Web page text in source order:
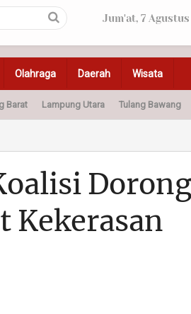
Jum'at, 7
Olahraga Daerah Wisata
Pendidikan Otomotif
Barat Lampung Utara Tulang Bawang
Dorong
Kekerasan